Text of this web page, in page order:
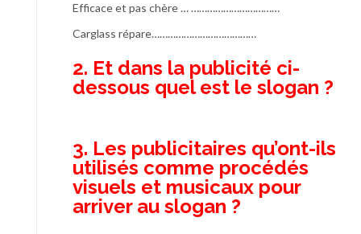
Efficace et pas chère … ……………………………
Carglass répare…………………………………
2. Et dans la publicité ci-
dessous quel est le slogan ?
3. Les publicitaires qu’ont-ils
utilisés comme procédés
visuels et musicaux pour
arriver au slogan ?